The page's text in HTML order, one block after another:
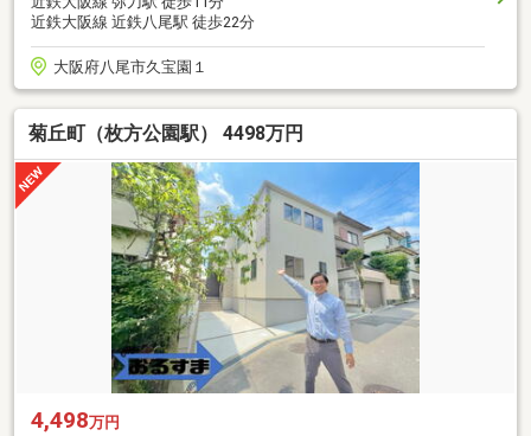
近鉄大阪線 近鉄八尾駅 徒歩22分
大阪府八尾市久宝園１
菊丘町（枚方公園駅） 4498万円
4,498万円